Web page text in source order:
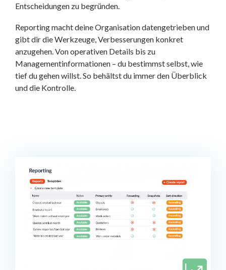
Entscheidungen zu begründen.
Reporting macht deine Organisation datengetrieben und
gibt dir die Werkzeuge, Verbesserungen konkret
anzugehen. Von operativen Details bis zu
Managementinformationen – du bestimmst selbst, wie
tief du gehen willst. So behältst du immer den Überblick
und die Kontrolle.